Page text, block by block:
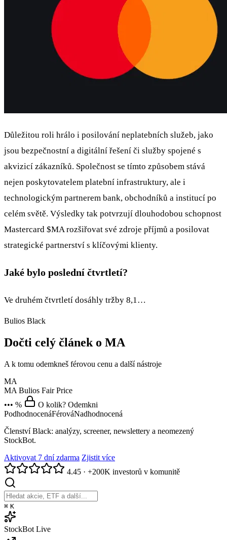
Důležitou roli hrálo i posilování neplatebních služeb, jako
jsou bezpečnostní a digitální řešení či služby spojené s
akvizicí zákazníků. Společnost se tímto způsobem stává
nejen poskytovatelem platební infrastruktury, ale i
technologickým partnerem bank, obchodníků a institucí po
celém světě. Výsledky tak potvrzují dlouhodobou schopnost
Mastercard $MArozšiřovat své zdroje příjmů a posilovat
strategické partnerství s klíčovými klienty.
Jaké bylo poslední čtvrtletí?
Ve druhém čtvrtletí dosáhly tržby 8,1…
Bulios Black
Dočti celý článek o MA
A k tomu odemkneš férovou cenu a další nástroje
MA
MA Bulios Fair Price
••• %
O kolik? Odemkni
PodhodnocenáFérováNadhodnocená
Členství Black: analýzy, screener, newslettery a neomezený
StockBot.
Aktivovat 7 dní zdarma Zjistit více
4.45 · +200K investorů v komunitě
⌘ K
StockBot Live